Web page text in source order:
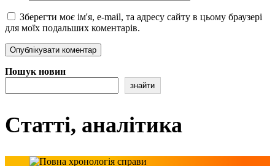
Зберегти моє ім'я, e-mail, та адресу сайту в цьому браузері
для моїх подальших коментарів.
Пошук новин
знайти
Статті, аналітика